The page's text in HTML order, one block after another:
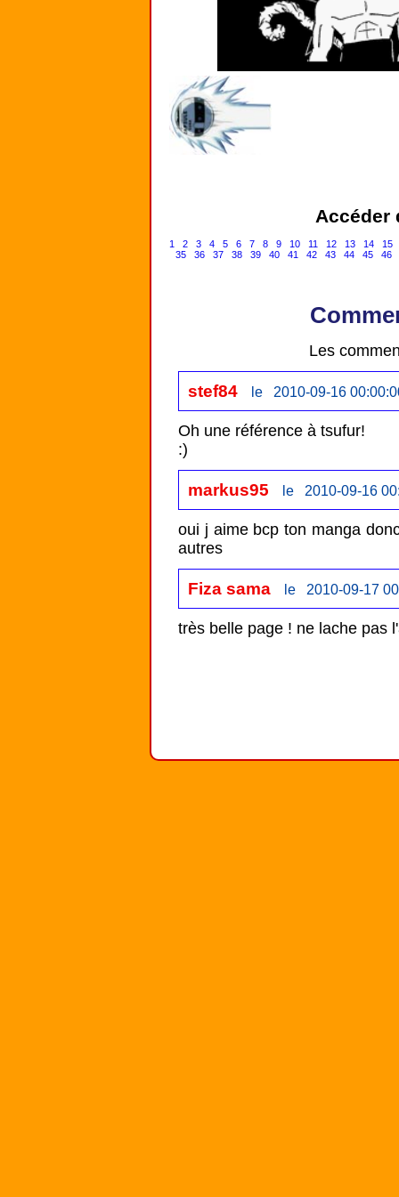
Accéder
1 2 3 4 5 6 7 8 9 10 11 12 13 14
15
35
36 37 38 39 40 41 42 43 44 45 46
Les
stef84 le 2010-09-16
Oh une référence à tsufur!
:)
markus95 le 2010-09-16
oui j aime bcp ton manga
autres
Fiza sama le 2010-09-17
très belle page ! ne lache pas